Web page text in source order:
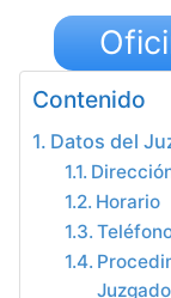
Contenido
Datos del
Horario